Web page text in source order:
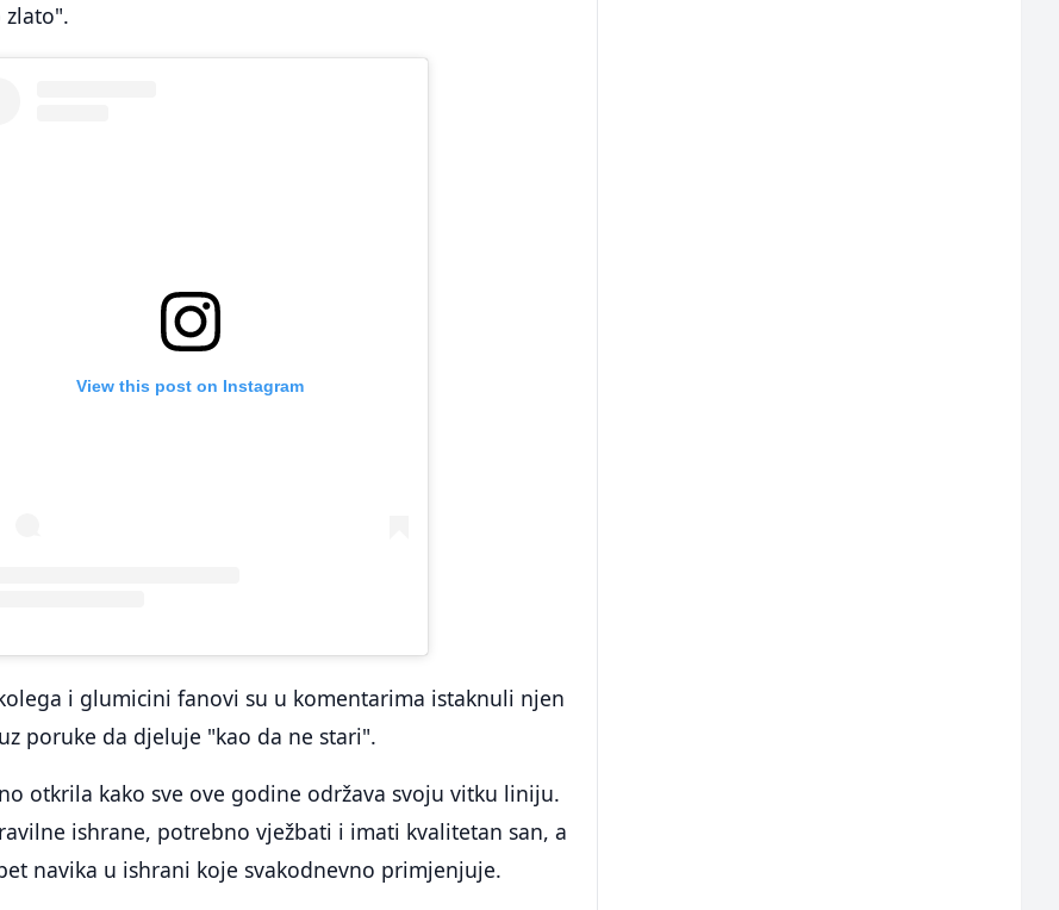
zlato".
View this post on Instagram
i glumicini fanovi su u komentarima istaknuli njen
poruke da djeluje "kao da ne stari".
otkrila kako sve ove godine održava svoju vitku liniju.
ishrane, potrebno vježbati i imati kvalitetan san, a
navika u ishrani koje svakodnevno primjenjuje.